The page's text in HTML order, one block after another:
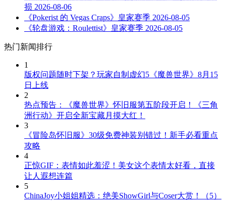
损 2026-08-06
《Pokerist 的 Vegas Craps》皇家赛季 2026-08-05
《轮盘游戏：Roulettist》皇家赛季 2026-08-05
热门新闻排行
1
版权问题随时下架？玩家自制虚幻5《魔兽世界》8月15
日上线
2
热点预告：《魔兽世界》怀旧服第五阶段开启！《三角
洲行动》开启全新宝藏月摸大红！
3
《冒险岛怀旧服》30级免费神装别错过！新手必看重点
攻略
4
正惊GIF：表情如此羞涩！美女这个表情太好看，直接
让人遐想连篇
5
ChinaJoy小姐姐精选：绝美ShowGirl与Coser大赏！（5）